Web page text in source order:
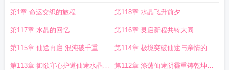
技术的应用以俄乌战争为视角
第1章 命运交织的旅程 第118章 水晶飞升前夕
第117章 水晶的回忆 第116章 灵启新程共铸大同
第115章 仙途再启 混沌破千重 第114章 极境突破仙途与亲情的交
响
第113章 御欲守心护道仙途水晶于 第112章 涤荡仙途阴霾重铸乾坤澄